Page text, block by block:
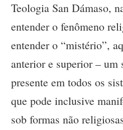
Teologia San Dámaso,
entender o fenômeno
entender o “mistério”,
anterior e superior – um
presente em todos os
que pode inclusive
sob formas não